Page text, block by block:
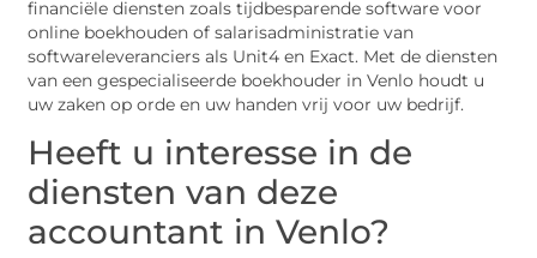
financiële diensten zoals tijdbesparende software voor
online boekhouden of salarisadministratie van
softwareleveranciers als Unit4 en Exact. Met de diensten
van een gespecialiseerde boekhouder in Venlo houdt u
uw zaken op orde en uw handen vrij voor uw bedrijf.
Heeft u interesse in de
diensten van deze
accountant in Venlo?